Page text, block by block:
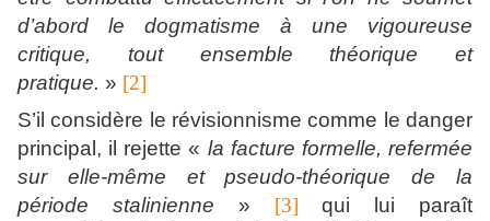
d’abord le dogmatisme à une vigoureuse
critique, tout ensemble théorique et
pratique. » [2]
S’il considère le révisionnisme comme le danger
principal, il rejette « la facture formelle, refermée
sur elle-même et pseudo-théorique de la
période stalinienne » [3] qui lui paraît